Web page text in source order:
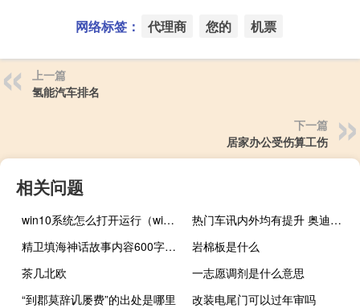
网络标签： 代理商 您的 机票
上一篇
氢能汽车排名
下一篇
居家办公受伤算工伤
相关问题
win10系统怎么打开运行（win10系统的运行在哪里打开）
热门车讯内外均有提升 奥迪新款A3将4月19日上市
精卫填海神话故事内容600字（精卫填海神话故事内容）
岩棉板是什么
茶几北欧
一志愿调剂是什么意思
“到郡莫辞讥屡费”的出处是哪里
改装电尾门可以过年审吗